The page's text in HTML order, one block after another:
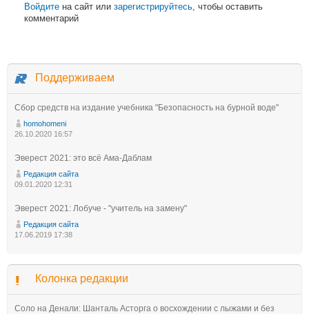
Войдите на сайт или зарегистрируйтесь , чтобы оставить
комментарий
Поддерживаем
Сбор средств на издание учебника "Безопасность на бурной воде"
homohomeni
26.10.2020 16:57
Эверест 2021: это всё Ама-Даблам
Редакция сайта
09.01.2020 12:31
Эверест 2021: Лобуче - "учитель на замену"
Редакция сайта
17.06.2019 17:38
Колонка редакции
Соло на Денали: Шанталь Асторга о восхождении с лыжами и без